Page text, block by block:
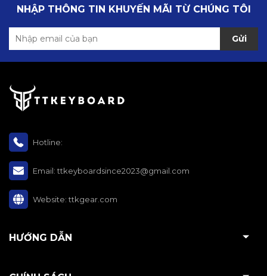
NHẬP THÔNG TIN KHUYẾN MÃI TỪ CHÚNG TÔI
Gửi
Hotline:
Email:ttkeyboardsince2023@gmail.com
Website:ttkgear.com
HƯỚNG DẪN